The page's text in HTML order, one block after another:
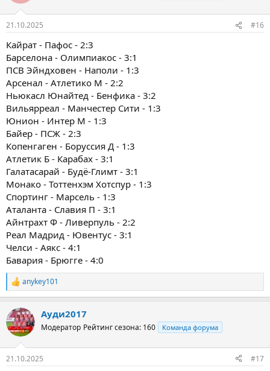
21.10.2025 #16
Кайрат - Пафос - 2:3
Барселона - Олимпиакос - 3:1
ПСВ Эйндховен - Наполи - 1:3
Арсенал - Атлетико М - 2:2
Ньюкасл Юнайтед - Бенфика - 3:2
Вильярреал - Манчестер Сити - 1:3
Юнион - Интер М - 1:3
Байер - ПСЖ - 2:3
Копенгаген - Боруссия Д - 1:3
Атлетик Б - Карабах - 3:1
Галатасарай - Будё-Глимт - 3:1
Монако - Тоттенхэм Хотспур - 1:3
Спортинг - Марсель - 1:3
Аталанта - Славия П - 3:1
Айнтрахт Ф - Ливерпуль - 2:2
Реал Мадрид - Ювентус - 3:1
Челси - Аякс - 4:1
Бавария - Брюгге - 4:0
Р
е
к
ц
и
anykey101
Ауди2017
Модератор Рейтинг сезона: 160 Команда форума
21.10.2025 #17